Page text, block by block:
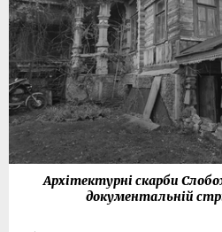
Архітектурні скарби
документальній